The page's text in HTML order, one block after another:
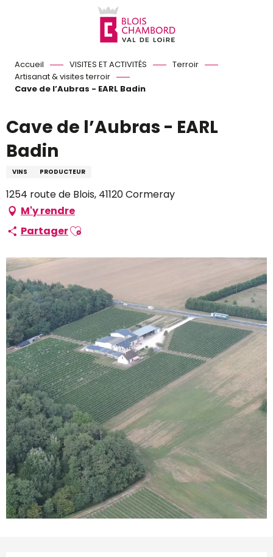
Accueil VISITES ET ACTIVITÉS
Terroir
Artisanat & visites terroir
Cave de l’Aubras - EARL Badin
Cave de l’Aubras - EARL
Badin
VINS PRODUCTEUR
1254 route de Blois, 41120 Cormeray
M'y rendre
PartagerAjouter aux favoris